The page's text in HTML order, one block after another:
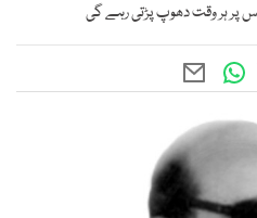
پر ہر وقت دھوپ پڑتی رہے گی